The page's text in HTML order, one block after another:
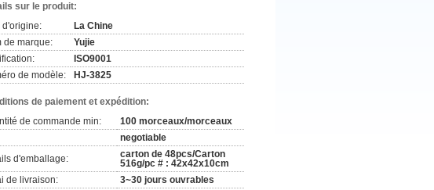
sur le produit:
d'origine:
La Chine
de marque:
Yujie
ISO9001
de modèle:
HJ-3825
de paiement et expédition:
de commande min:
100 morceaux/morceaux
negotiable
d'emballage:
carton de 48pcs/Carton
516g/pc # : 42x42x10cm
de livraison:
3~30 jours ouvrables